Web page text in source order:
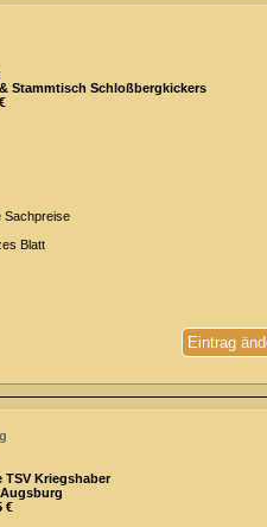
Stammtisch Schloßbergkickers
Sachpreise
Blatt
Eintrag
Kriegshaber
€